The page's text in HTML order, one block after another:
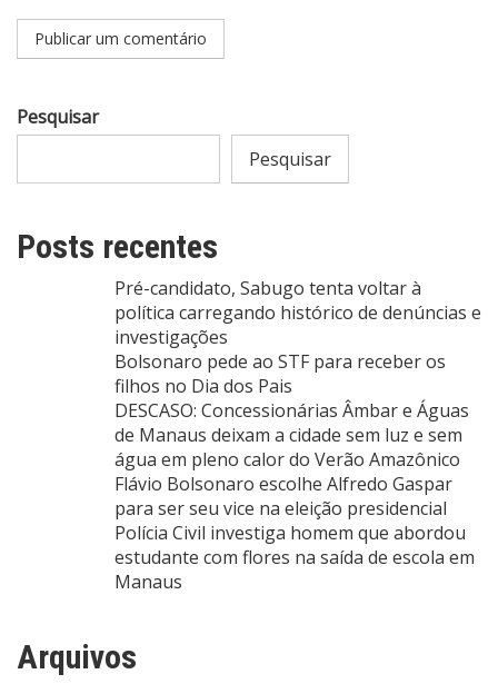
Pesquisar
Pesquisar
Posts recentes
Pré-candidato, Sabugo tenta voltar à
política carregando histórico de denúncias e
investigações
Bolsonaro pede ao STF para receber os
filhos no Dia dos Pais
DESCASO: Concessionárias Âmbar e Águas
de Manaus deixam a cidade sem luz e sem
água em pleno calor do Verão Amazônico
Flávio Bolsonaro escolhe Alfredo Gaspar
para ser seu vice na eleição presidencial
Polícia Civil investiga homem que abordou
estudante com flores na saída de escola em
Manaus
Arquivos